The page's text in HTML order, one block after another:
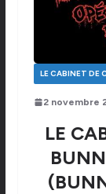
LE CABINET DE
2 novembre
LE